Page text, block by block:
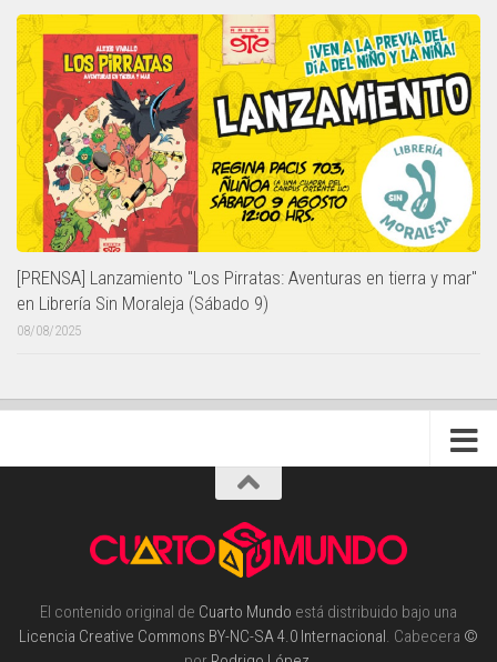
[PRENSA] Lanzamiento "Los Pirratas: Aventuras en tierra y mar"
en Librería Sin Moraleja (Sábado 9)
08/08/2025
El contenido original de Cuarto Mundo está distribuido bajo una
Licencia Creative Commons BY-NC-SA 4.0 Internacional . Cabecera ©